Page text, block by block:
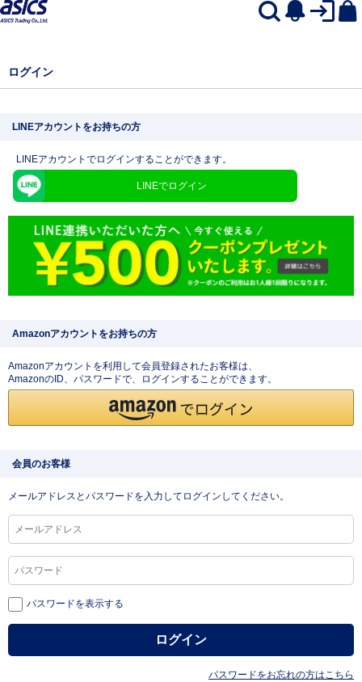
ログイン
LINEアカウントをお持ちの方
LINEアカウントでログインすることができます。
LINEでログイン
Amazonアカウントをお持ちの方
Amazonアカウントを利用して会員登録されたお客様は、
AmazonのID、パスワードで、ログインすることができます。
会員のお客様
メールアドレスとパスワードを入力してログインしてください。
パスワードを表示する
パスワードをお忘れの方はこちら